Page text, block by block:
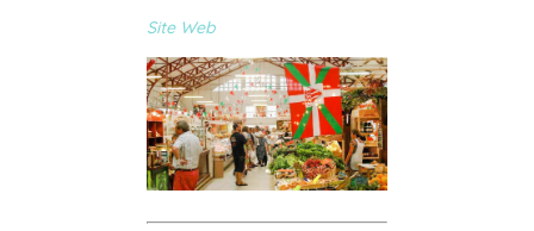
Site Web